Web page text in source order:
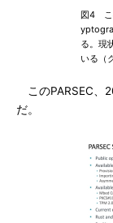
図4 こ
る。現
いる（
このPARSEC、
だ。